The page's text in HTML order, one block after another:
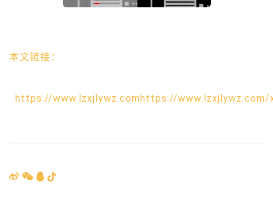
本文链接：
https://www.lzxjlywz.comhttps://www.lzxjlywz.com/